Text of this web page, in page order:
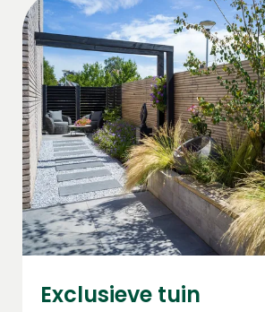
Exclusieve tuin